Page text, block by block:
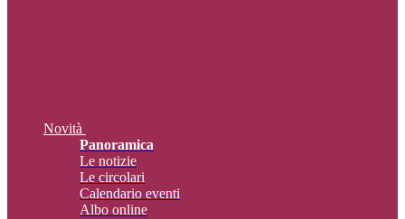
Novità
Panoramica
Le notizie
Le circolari
Calendario eventi
Albo online